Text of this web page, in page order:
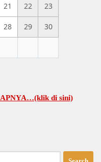
21 22 23
28 29 30
di sini)